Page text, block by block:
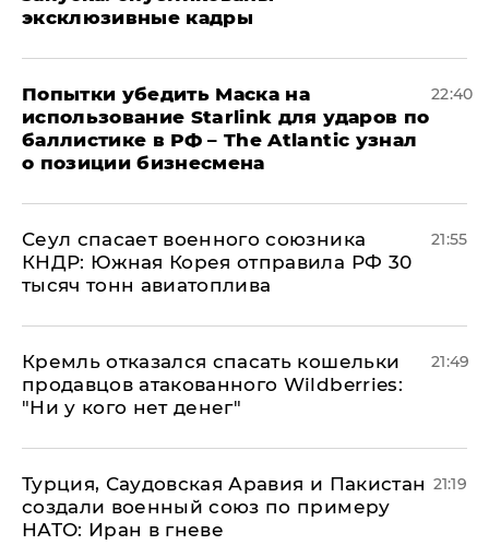
эксклюзивные кадры
Попытки убедить Маска на
использование Starlink для ударов по
баллистике в РФ – The Atlantic узнал
о позиции бизнесмена
22:40
​Сеул спасает военного союзника
КНДР: Южная Корея отправила РФ 30
тысяч тонн авиатоплива
21:55
Кремль отказался спасать кошельки
продавцов атакованного Wildberries:
"Ни у кого нет денег"
21:49
Турция, Саудовская Аравия и Пакистан
создали военный союз по примеру
НАТО: Иран в гневе
21:19